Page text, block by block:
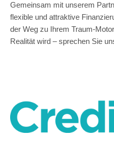
Gemeinsam mit unserem
flexible und attraktive
der Weg zu Ihrem Traum-
Realität wird – sprechen Sie